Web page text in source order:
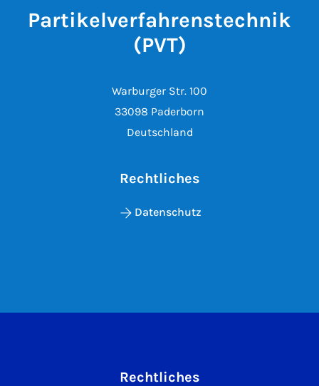
Partikelverfahrenstechnik
(PVT)
Warburger Str. 100
33098 Paderborn
Deutschland
Rechtliches
Datenschutz
Rechtliches